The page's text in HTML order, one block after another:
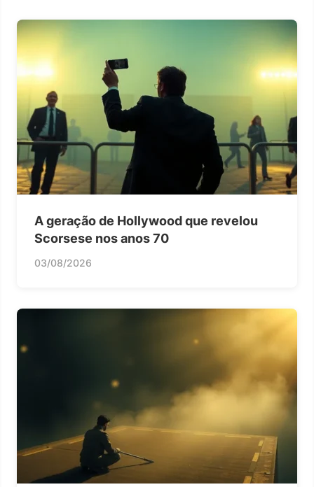
A geração de Hollywood que revelou
Scorsese nos anos 70
03/08/2026